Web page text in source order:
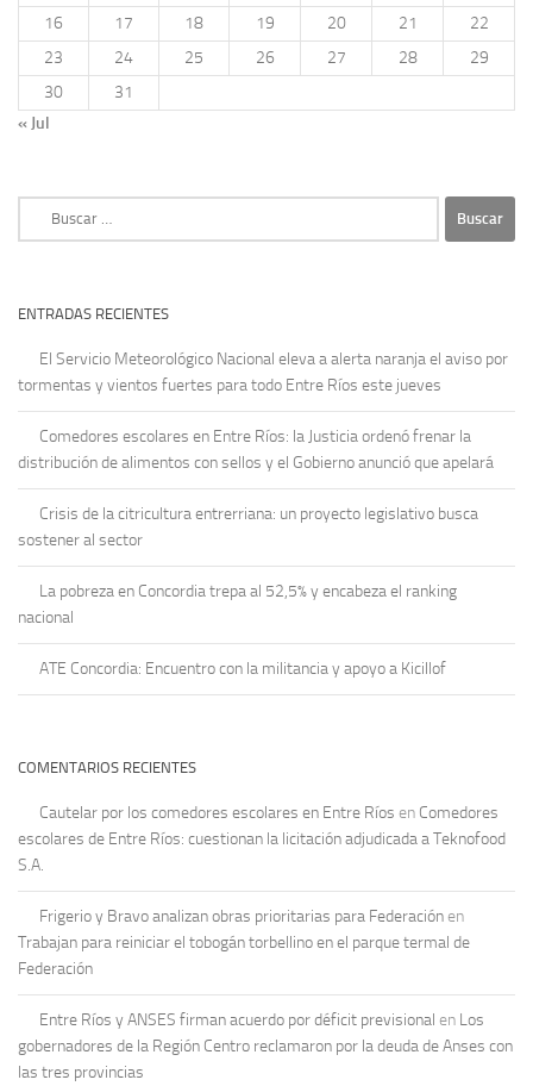
16
17 18 19 20 21
22
23
24 25 26 27 28
29
30
31
« Jul
ENTRADAS RECIENTES
El Servicio Meteorológico Nacional eleva a alerta naranja el aviso por
tormentas y vientos fuertes para todo Entre Ríos este jueves
Comedores escolares en Entre Ríos: la Justicia ordenó frenar la
distribución de alimentos con sellos y el Gobierno anunció que apelará
Crisis de la citricultura entrerriana: un proyecto legislativo busca
sostener al sector
La pobreza en Concordia trepa al 52,5% y encabeza el ranking
nacional
ATE Concordia: Encuentro con la militancia y apoyo a Kicillof
COMENTARIOS RECIENTES
Cautelar por los comedores escolares en Entre Ríos en Comedores
escolares de Entre Ríos: cuestionan la licitación adjudicada a Teknofood
S.A.
Frigerio y Bravo analizan obras prioritarias para Federación en
Trabajan para reiniciar el tobogán torbellino en el parque termal de
Federación
Entre Ríos y ANSES firman acuerdo por déficit previsional en Los
gobernadores de la Región Centro reclamaron por la deuda de Anses con
las tres provincias